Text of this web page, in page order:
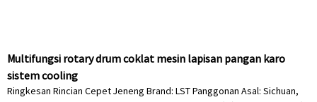
Multifungsi rotary drum coklat mesin lapisan pangan karo
sistem cooling
Ringkesan Rincian Cepet Jeneng Brand: LST Panggonan Asal: Sichuan,